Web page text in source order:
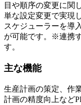
目や順序の変更に関
単な設定変更で実現
スケジューラーを導
が可能です。※連携
す。
主な機能
生産計画の策定、作
計画の精度向上など